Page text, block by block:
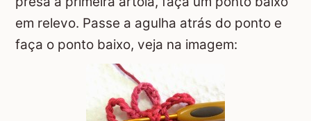
em relevo. Passe a agulha atrás do ponto e
faça o ponto baixo, veja na imagem: